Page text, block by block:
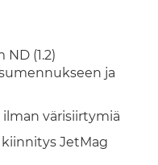
(1.2)
ja
värisiirtymiä
JetMag